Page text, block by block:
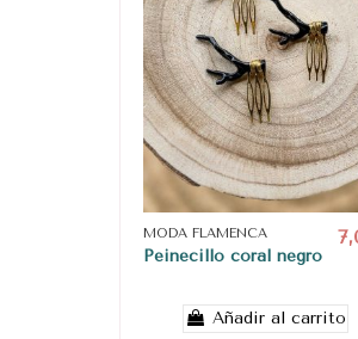
MODA FLAMENCA
Peinecillo coral negro
Añadir al carrito